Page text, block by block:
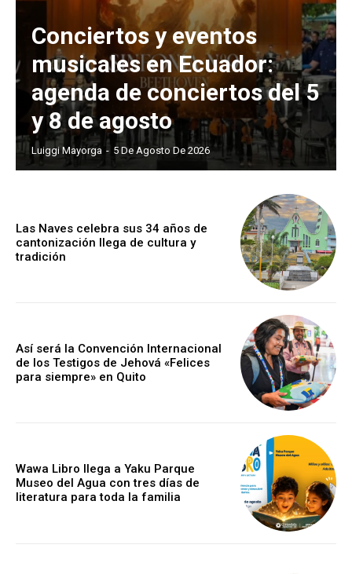
Conciertos y eventos
musicales en Ecuador:
agenda de conciertos del 5
y 8 de agosto
Luiggi Mayorga - 5 De Agosto De 2026
Las Naves celebra sus 34 años de
cantonización llega de cultura y
tradición
Así será la Convención Internacional
de los Testigos de Jehová «Felices
para siempre» en Quito
Wawa Libro llega a Yaku Parque
Museo del Agua con tres días de
literatura para toda la familia